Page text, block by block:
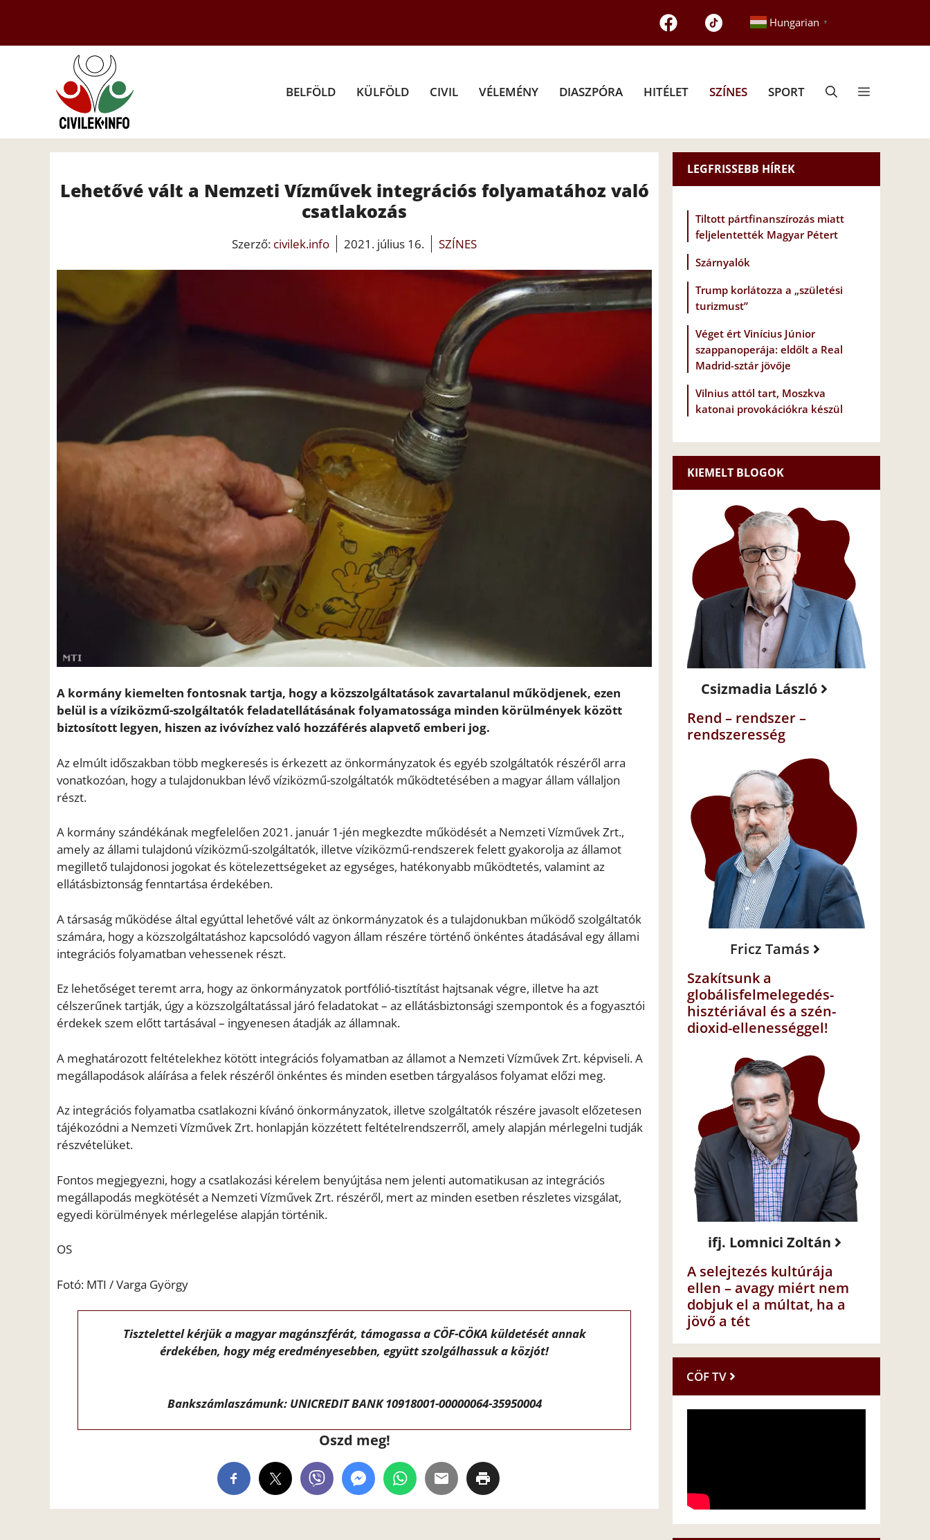
tartalomba
Hungarian ▼
BELFÖLD KÜLFÖLD CIVIL VÉLEMÉNY DIASZPÓRA HITÉLET SZÍNES SPORT
Lehetővé vált a Nemzeti Vízművek integrációs folyamatához való
csatlakozás
Szerző: civilek.info 2021. július 16. SZÍNES
A kormány kiemelten fontosnak tartja, hogy a közszolgáltatások zavartalanul működjenek, ezen
belül is a víziközmű-szolgáltatók feladatellátásának folyamatossága minden körülmények között
biztosított legyen, hiszen az ivóvízhez való hozzáférés alapvető emberi jog.
Az elmúlt időszakban több megkeresés is érkezett az önkormányzatok és egyéb szolgáltatók részéről arra
vonatkozóan, hogy a tulajdonukban lévő víziközmű-szolgáltatók működtetésében a magyar állam vállaljon
részt.
A kormány szándékának megfelelően 2021. január 1-jén megkezdte működését a Nemzeti Vízművek Zrt.,
amely az állami tulajdonú víziközmű-szolgáltatók, illetve víziközmű-rendszerek felett gyakorolja az államot
megillető tulajdonosi jogokat és kötelezettségeket az egységes, hatékonyabb működtetés, valamint az
ellátásbiztonság fenntartása érdekében.
A társaság működése által egyúttal lehetővé vált az önkormányzatok és a tulajdonukban működő szolgáltatók
számára, hogy a közszolgáltatáshoz kapcsolódó vagyon állam részére történő önkéntes átadásával egy állami
integrációs folyamatban vehessenek részt.
Ez lehetőséget teremt arra, hogy az önkormányzatok portfólió-tisztítást hajtsanak végre, illetve ha azt
célszerűnek tartják, úgy a közszolgáltatással járó feladatokat – az ellátásbiztonsági szempontok és a fogyasztói
érdekek szem előtt tartásával – ingyenesen átadják az államnak.
A meghatározott feltételekhez kötött integrációs folyamatban az államot a Nemzeti Vízművek Zrt. képviseli. A
megállapodások aláírása a felek részéről önkéntes és minden esetben tárgyalásos folyamat előzi meg.
Az integrációs folyamatba csatlakozni kívánó önkormányzatok, illetve szolgáltatók részére javasolt előzetesen
tájékozódni a Nemzeti Vízművek Zrt. honlapján közzétett feltételrendszerről, amely alapján mérlegelni tudják
részvételüket.
Fontos megjegyezni, hogy a csatlakozási kérelem benyújtása nem jelenti automatikusan az integrációs
megállapodás megkötését a Nemzeti Vízművek Zrt. részéről, mert az minden esetben részletes vizsgálat,
egyedi körülmények mérlegelése alapján történik.
OS
Fotó: MTI / Varga György
Tisztelettel kérjük a magyar magánszférát, támogassa a CÖF-CÖKA küldetését annak
érdekében, hogy még eredményesebben, együtt szolgálhassuk a közjót!
Bankszámlaszámunk: UNICREDIT BANK 10918001-00000064-35950004
Oszd meg!
LEGFRISSEBB HÍREK
Tiltott pártfinanszírozás miatt
feljelentették Magyar Pétert
Szárnyalók
Trump korlátozza a „születési
turizmust”
Véget ért Vinícius Júnior
szappanoperája: eldőlt a Real
Madrid-sztár jövője
Vilnius attól tart, Moszkva
katonai provokációkra készül
KIEMELT BLOGOK
Csizmadia László
Rend – rendszer –
rendszeresség
Fricz Tamás
Szakítsunk a
globálisfelmelegedés-
hisztériával és a szén-
dioxid-ellenességgel!
ifj. Lomnici Zoltán
A selejtezés kultúrája
ellen – avagy miért nem
dobjuk el a múltat, ha a
jövő a tét
CÖF TV